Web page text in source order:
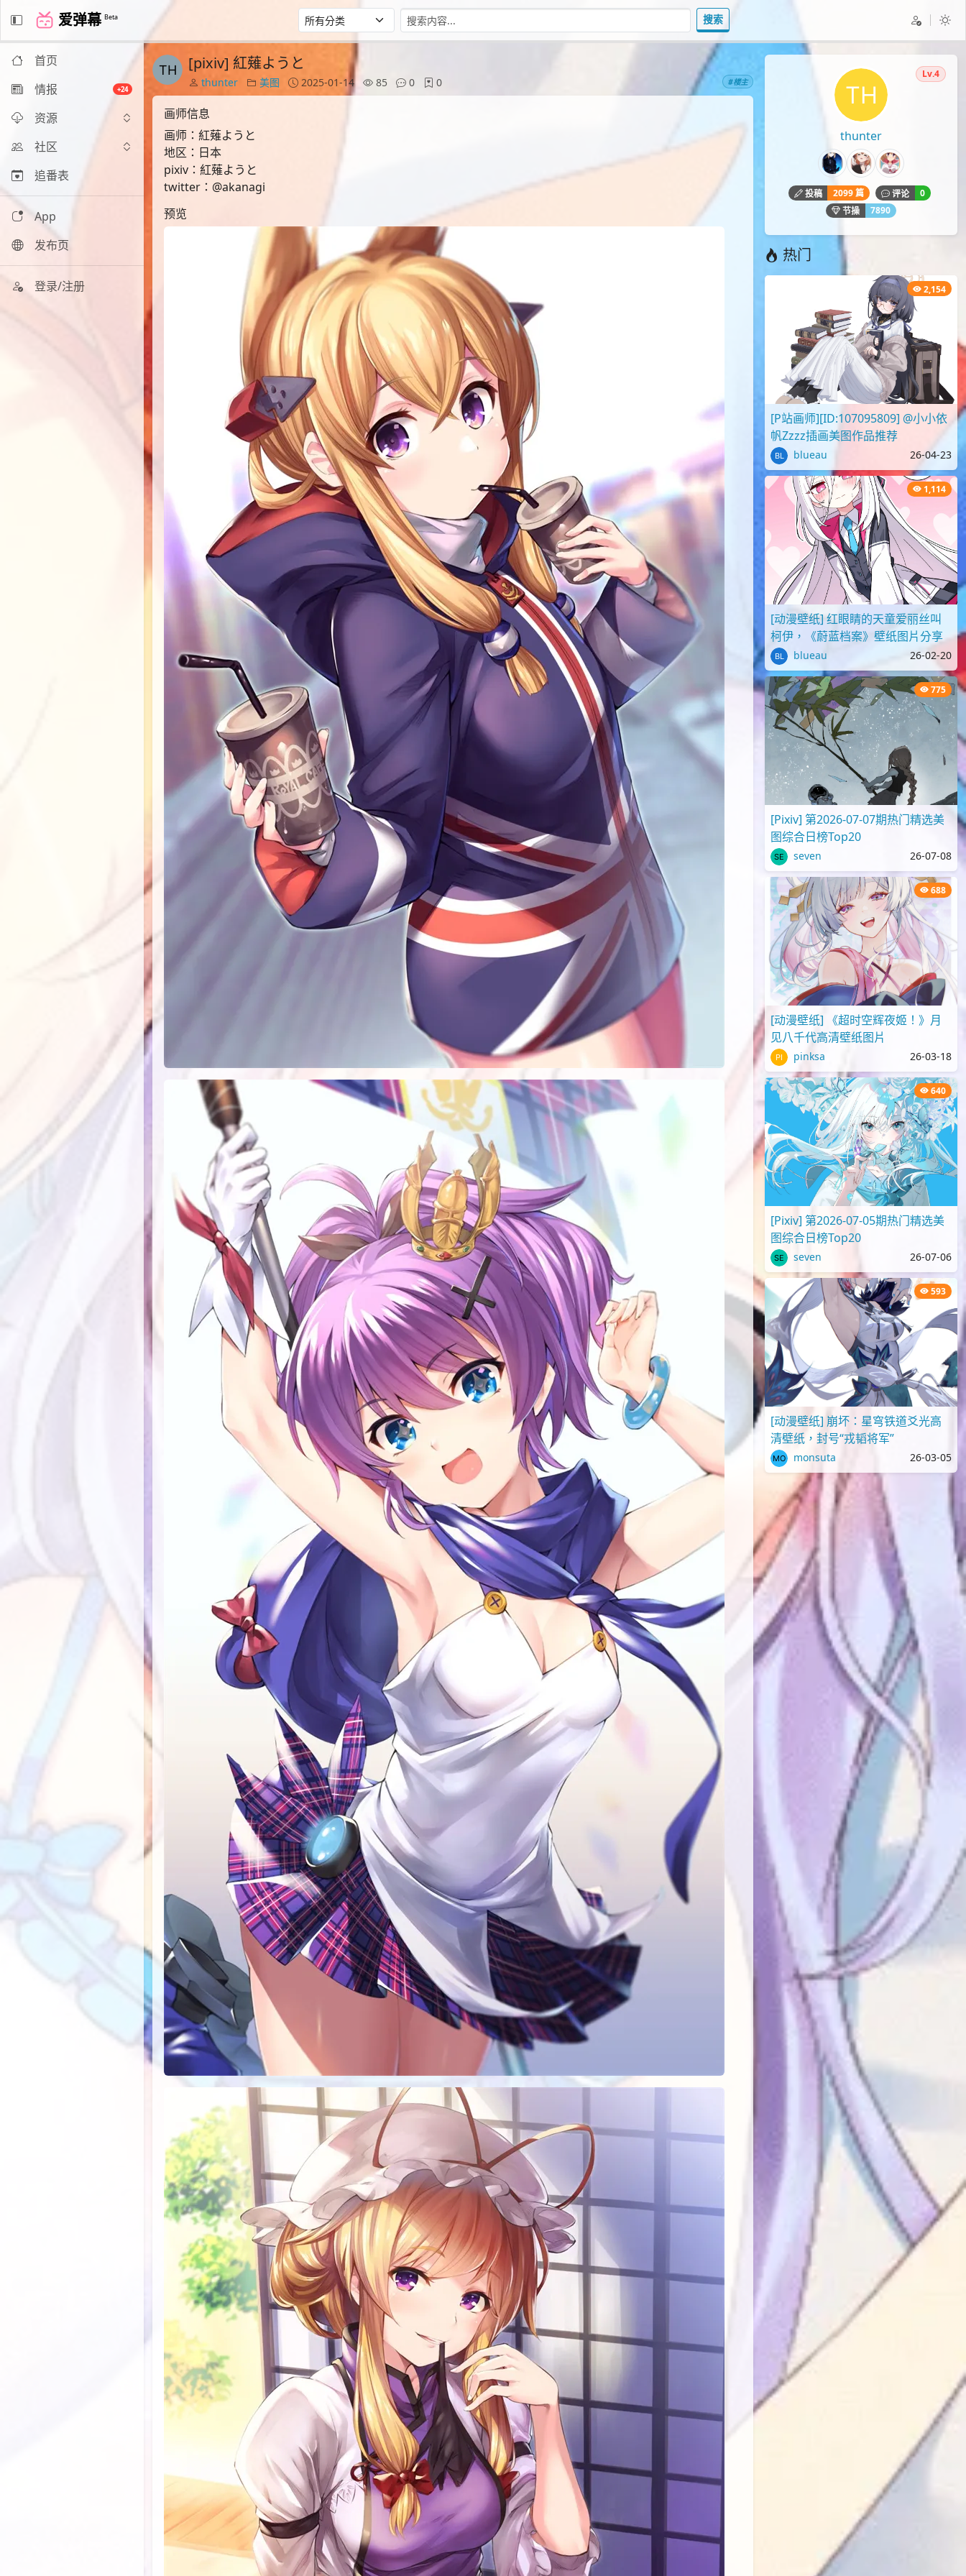
爱弹幕 Beta 搜索
首页
情报
+24
资源
社区
追番表
App
发布页
登录/注册
[pixiv] 紅薙ようと
thunter 美图 2025-01-14 85 0 0 #楼主
画师信息
画师：紅薙ようと
地区：日本
pixiv：紅薙ようと
twitter：@akanagi
预览
thunter
Lv.4
投稿 2099 篇 评论
0
节操
7890
热门
2,154
[P站画师][ID:107095809] @小小依
帆Zzzz插画美图作品推荐
blueau 26-04-23
1,114
[动漫壁纸] 红眼睛的天童爱丽丝叫
柯伊，《蔚蓝档案》壁纸图片分享
blueau 26-02-20
775
[Pixiv] 第2026-07-07期热门精选美
图综合日榜Top20
seven 26-07-08
688
[动漫壁纸] 《超时空辉夜姬！》月
见八千代高清壁纸图片
pinksa 26-03-18
640
[Pixiv] 第2026-07-05期热门精选美
图综合日榜Top20
seven 26-07-06
593
[动漫壁纸] 崩坏：星穹铁道爻光高
清壁纸，封号“戎韬将军”
monsuta 26-03-05